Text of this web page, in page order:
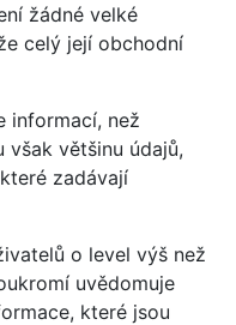
žádné velké
celý její obchodní
informací, než
však většinu údajů,
zadávají
o level výš než
uvědomuje
které jsou